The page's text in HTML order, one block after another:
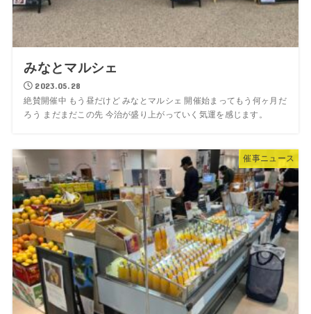
みなとマルシェ
2023.05.28
絶賛開催中 もう昼だけど みなとマルシェ 開催始まってもう何ヶ月だ
ろう まだまだこの先 今治が盛り上がっていく気運を感じます。
催事ニュース